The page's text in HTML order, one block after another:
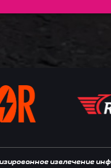
извлечение